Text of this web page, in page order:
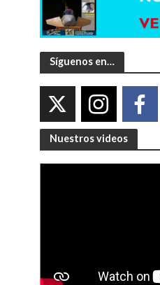
Síguenos en…
Nuestros videos